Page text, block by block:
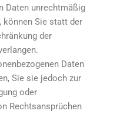
Daten unrechtmäßig
Sie statt der
der
Daten
Sie sie jedoch zur
oder
Rechtsansprüchen